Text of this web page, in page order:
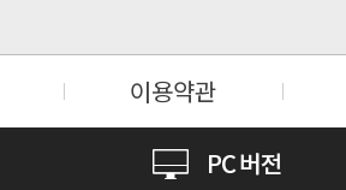
이용약관